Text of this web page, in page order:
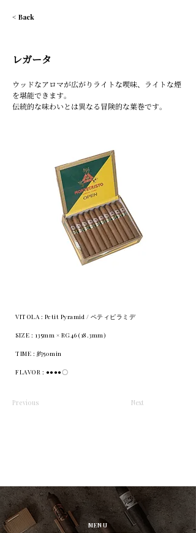
< Back
レガータ
ウッドなアロマが広がりライトな喫味、ライトな煙
を堪能できます｡
伝統的な味わいとは異なる冒険的な葉巻です｡
VITOLA : Petit Pyramid / ペティピラミデ
SIZE : 135mm × RG46 (18.3mm)
TIME : 約50min
FLAVOR : ●●●●〇
Previous Next
MENU